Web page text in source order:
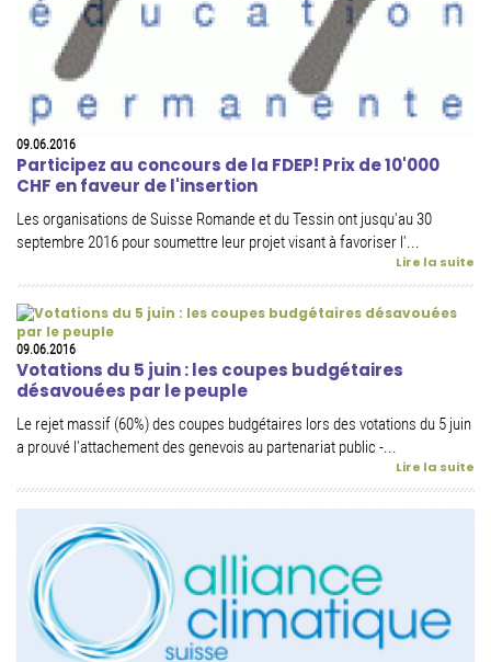
09.06.2016
Participez au concours de la FDEP! Prix de 10'000
CHF en faveur de l'insertion
Les organisations de Suisse Romande et du Tessin ont jusqu'au 30
septembre 2016 pour soumettre leur projet visant à favoriser l'...
Lire la suite
09.06.2016
Votations du 5 juin : les coupes budgétaires
désavouées par le peuple
Le rejet massif (60%) des coupes budgétaires lors des votations du 5 juin
a prouvé l'attachement des genevois au partenariat public -...
Lire la suite